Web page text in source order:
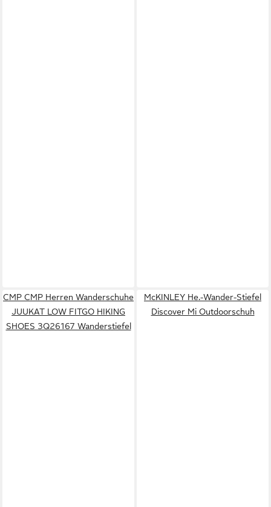
CMP CMP Herren Wanderschuhe
JUUKAT LOW FITGO HIKING
SHOES 3Q26167 Wanderstiefel
McKINLEY He.-Wander-Stiefel
Discover Mi Outdoorschuh